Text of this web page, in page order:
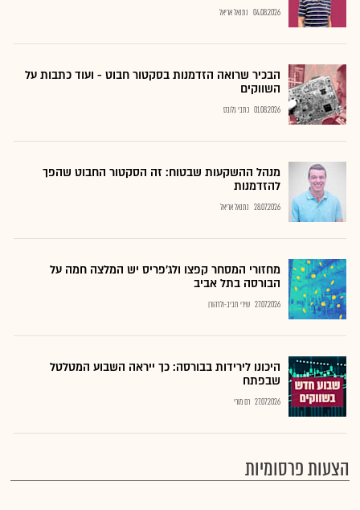
04.08.2026 נתנאל אריאל
הבכיר שרואה הזדמנות בסקטור חבוט - ועוד כתבות על
השווקים
01.08.2026 כתבי גלובס
מנהל ההשקעות שבטוח: זה הסקטור החבוט שהפך
להזדמנות
28.07.2026 נתנאל אריאל
מחזורי המסחר קפצו ולג'פריס יש המלצה חמה על
הבורסה בתל אביב
27.07.2026 שירי חביב-ולדהורן
היכונו לירידות בבורסה: כך ייראה השבוע המטלטל
שבפתח
27.07.2026 רם מורי
הצעות פרסומיות